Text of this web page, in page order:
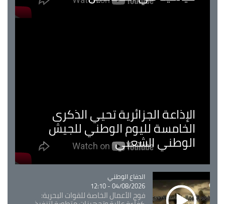
الإذاعة الجزائرية تحيي الذكرى
الخامسة لليوم الوطني للجيش
الوطني الشعبي
Catégorie
الدفاع الوطني
04/08/2026 - 12:10
فوج الأعمال الخاصة للقوات البحرية: